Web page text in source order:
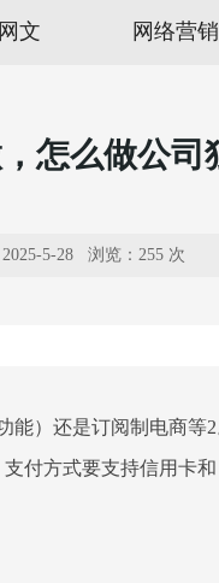
文 网络营销
怎么做公司
5-28 浏览： 255 次
）还是订阅制电商等2
式要支持信用卡和